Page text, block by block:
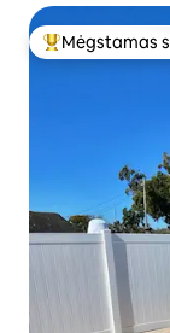
Svečių
Mėgstamas